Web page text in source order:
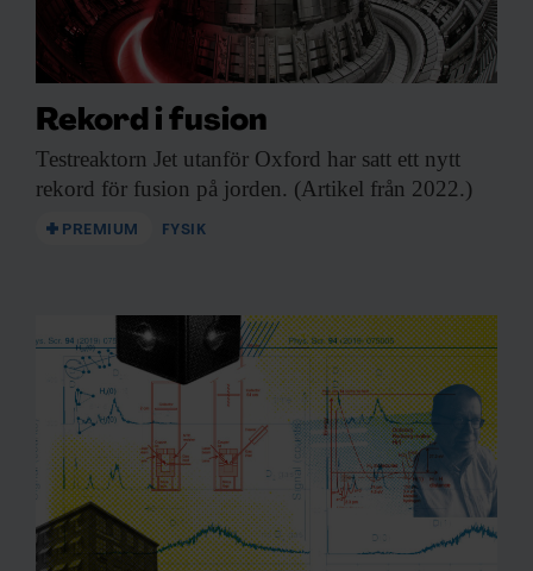
Rekord i fusion
Testreaktorn Jet utanför Oxford har satt ett nytt
rekord för fusion på jorden. (Artikel från 2022.)
PREMIUM FYSIK